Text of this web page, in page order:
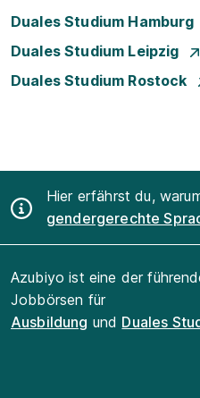
Duales Studium Hamburg
Duales Studium Leipzig
Duales Studium Rostock
Hier erfährst du,
gendergerechte
Azubiyo ist eine der
Jobbörsen für
Ausbildung und Duales